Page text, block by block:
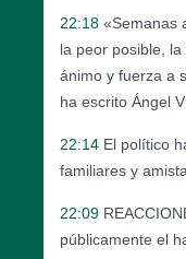
22:18 «Semanas
la peor posible,
ánimo y fuerza a
ha escrito Ángel
22:14 El político
familiares y
22:09
públicamente el